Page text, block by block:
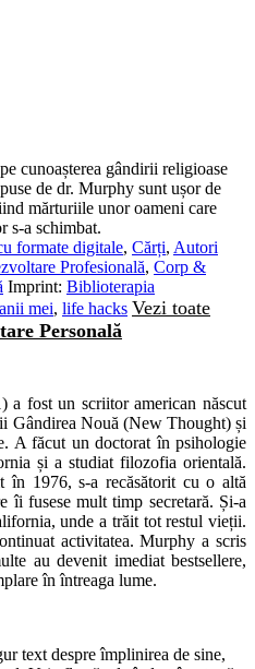
cunoașterea gândirii religioase
de dr. Murphy sunt ușor de
mărturiile unor oameni care
s-a schimbat.
formate digitale, Cărți, Autori
Profesională, Corp &
Imprint: Biblioterapia
mei, life hacks Vezi toate
Personală
a fost un scriitor american născut
Gândirea Nouă (New Thought) și
A făcut un doctorat în psihologie
și a studiat filozofia orientală.
1976, s-a recăsătorit cu o altă
îi fusese mult timp secretară. Și-a
unde a trăit tot restul vieții.
activitatea. Murphy a scris
au devenit imediat bestsellere,
în întreaga lume.
text despre împlinirea de sine,